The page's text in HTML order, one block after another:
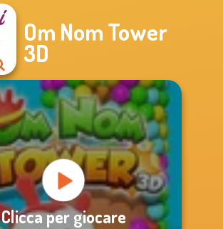
Om Nom Tower
3D
Clicca per giocare